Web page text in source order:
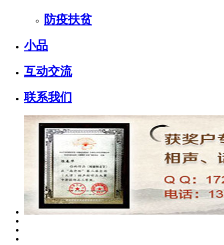
防疫扶贫
小品
互动交流
联系我们